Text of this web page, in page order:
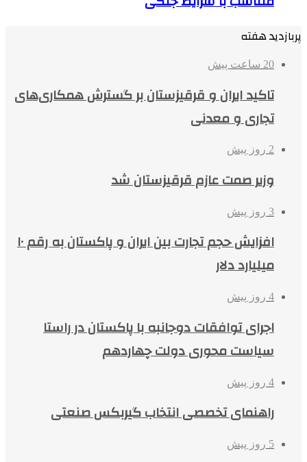
پربازدید هفته
20 ساعت پیش
تاکید ایران و قرقیزستان بر گسترش همکاری‌های
تجاری و معدنی
2 روز پیش
وزیر صمت عازم قرقیزستان شد
3 روز پیش
افزایش حجم تجارت بین ایران و پاکستان به رقم ۱۰
میلیارد دلار
4 روز پیش
اجرای توافقات دوجانبه با پاکستان در راستا
سیاست محوری دولت چهاردهم
4 روز پیش
راهنمای تخصصی انتخاب گیربکس صنعتی
5 روز پیش